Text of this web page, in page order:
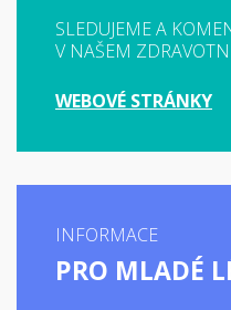
SLEDUJEME A
V NAŠEM
WEBOVÉ STRÁNKY
INFORMACE
PRO MLADÉ